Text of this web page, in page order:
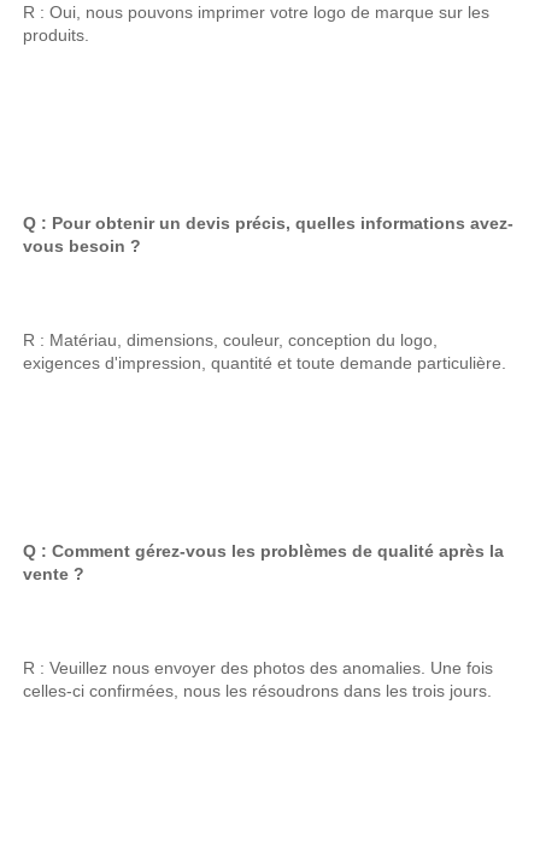
R : Oui, nous pouvons imprimer votre logo de marque sur les
produits.
Q : Pour obtenir un devis précis, quelles informations avez-
vous besoin ?
R : Matériau, dimensions, couleur, conception du logo,
exigences d'impression, quantité et toute demande particulière.
Q : Comment gérez-vous les problèmes de qualité après la
vente ?
R : Veuillez nous envoyer des photos des anomalies. Une fois
celles-ci confirmées, nous les résoudrons dans les trois jours.